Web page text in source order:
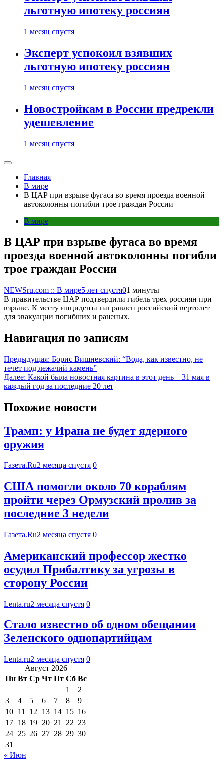
льготную ипотеку россиян
1 месяц спустя
Эксперт успокоил взявших
льготную ипотеку россиян
1 месяц спустя
Новостройкам в России предрекли
удешевление
1 месяц спустя
Главная
В мире
В ЦАР при взрыве фугаса во время проезда военной
автоколонны погибли трое граждан России
В мире
В ЦАР при взрыве фугаса во время
проезда военной автоколонны погибли
трое граждан России
NEWSru.com :: В мире5 лет спустя01 минуты
В правительстве ЦАР подтвердили гибель трех россиян при
взрыве. К месту инцидента направлен российский вертолет
для эвакуации погибших и раненых.
Навигация по записям
Предыдущая: Борис Вишневский: “Вода, как известно, не
течет под лежачий камень”
Далее: Какой была новостная картина в этот день – 31 мая в
каждый год за последние 20 лет
Похожие новости
Трамп: у Ирана не будет ядерного
оружия
Газета.Ru2 месяца спустя 0
США помогли около 70 кораблям
пройти через Ормузский пролив за
последние 3 недели
Газета.Ru2 месяца спустя 0
Американский профессор жестко
осудил Прибалтику за угрозы в
сторону России
Lenta.ru2 месяца спустя 0
Стало известно об одном обещании
Зеленского однопартийцам
Lenta.ru2 месяца спустя 0
Август 2026
Пн Вт Ср Чт Пт Сб Вс
1
2
3
4 5 6 7 8
9
10 11 12 13 14 15 16
17 18 19 20 21 22 23
24 25 26 27 28 29 30
31
« Июн